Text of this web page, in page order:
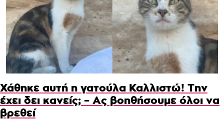
Χάθηκε αυτή η γατούλα Καλλιστώ! Την
έχει δει κανείς; – Ας βοηθήσουμε όλοι να
βρεθεί